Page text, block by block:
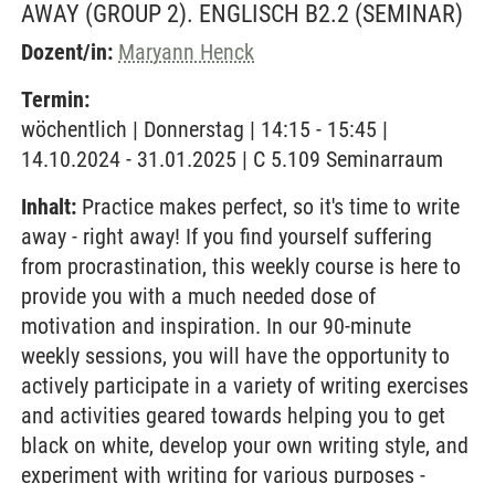
AWAY (GROUP 2). ENGLISCH B2.2 (SEMINAR)
Dozent/in: Maryann Henck
Termin:
wöchentlich | Donnerstag | 14:15 - 15:45 |
14.10.2024 - 31.01.2025 | C 5.109 Seminarraum
Inhalt: Practice makes perfect, so it's time to write
away - right away! If you find yourself suffering
from procrastination, this weekly course is here to
provide you with a much needed dose of
motivation and inspiration. In our 90-minute
weekly sessions, you will have the opportunity to
actively participate in a variety of writing exercises
and activities geared towards helping you to get
black on white, develop your own writing style, and
experiment with writing for various purposes -